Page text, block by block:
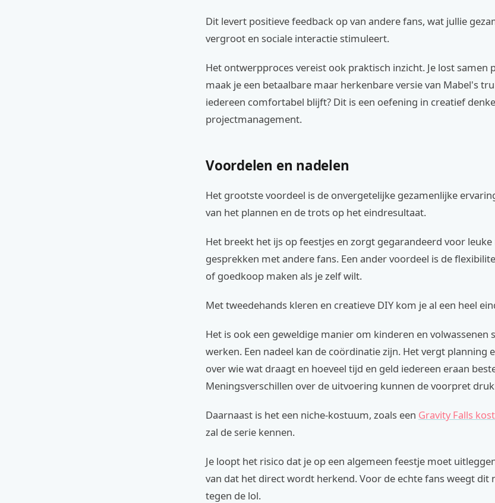
Dit levert positieve feedback op van andere fans, wat jullie
vergroot en sociale interactie stimuleert.
Het ontwerpproces vereist ook praktisch inzicht. Je lost samen
maak je een betaalbare maar herkenbare versie van Mabel's
iedereen comfortabel blijft? Dit is een oefening in creatief
projectmanagement.
Voordelen en nadelen
Het grootste voordeel is de onvergetelijke gezamenlijke
van het plannen en de trots op het eindresultaat.
Het breekt het ijs op feestjes en zorgt gegarandeerd voor leuke
gesprekken met andere fans. Een ander voordeel is de
of goedkoop maken als je zelf wilt.
Met tweedehands kleren en creatieve DIY kom je al een heel
Het is ook een geweldige manier om kinderen en volwassenen
werken. Een nadeel kan de coördinatie zijn. Het vergt planning
over wie wat draagt en hoeveel tijd en geld iedereen eraan
Meningsverschillen over de uitvoering kunnen de voorpret
Daarnaast is het een niche-kostuum, zoals een Gravity Falls
zal de serie kennen.
Je loopt het risico dat je op een algemeen feestje moet
van dat het direct wordt herkend. Voor de echte fans weegt dit
tegen de lol.